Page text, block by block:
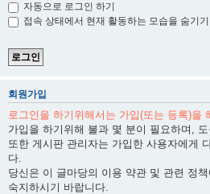
자동으로 로그인 하기
접속 상태에서 현재 활동하는 모습을 숨기기
회원가입
로그인을 하기위해서는 가입(또는 등록)을
가입을 하기위해 불과 몇 분이 필요하며,
또한 게시판 관리자는 가입한 사용자에게
다.
당신은 이 글마당의 이용 약관 및 관련 정
숙지하시기 바랍니다.